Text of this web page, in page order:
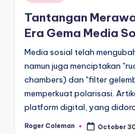
in
Tantangan
Era Gema Media
Media sosial telah
namun juga menciptakan
chambers) dan "filter
memperkuat polarisasi.
platform digital, yang
Posted
Roger Coleman October